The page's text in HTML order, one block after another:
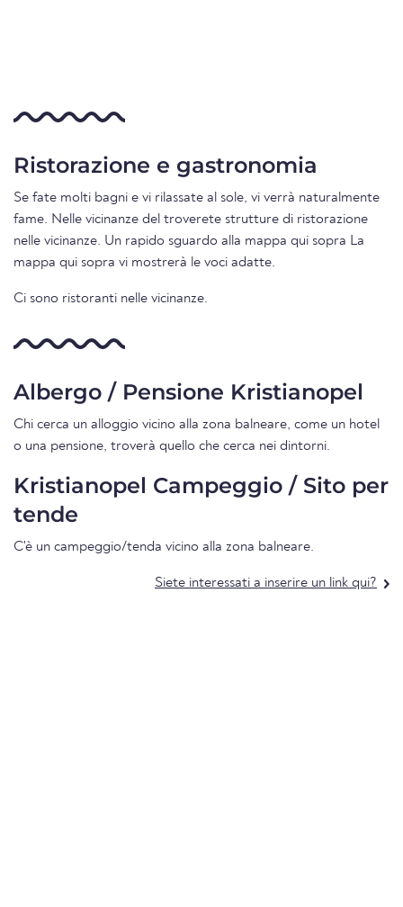
Ristorazione e gastronomia
Se fate molti bagni e vi rilassate al sole, vi verrà naturalmente
fame. Nelle vicinanze del troverete strutture di ristorazione
nelle vicinanze. Un rapido sguardo alla mappa qui sopra La
mappa qui sopra vi mostrerà le voci adatte.
Ci sono ristoranti nelle vicinanze.
Albergo / Pensione Kristianopel
Chi cerca un alloggio vicino alla zona balneare, come un hotel
o una pensione, troverà quello che cerca nei dintorni.
Kristianopel Campeggio / Sito per
tende
C'è un campeggio/tenda vicino alla zona balneare.
Siete interessati a inserire un link qui?